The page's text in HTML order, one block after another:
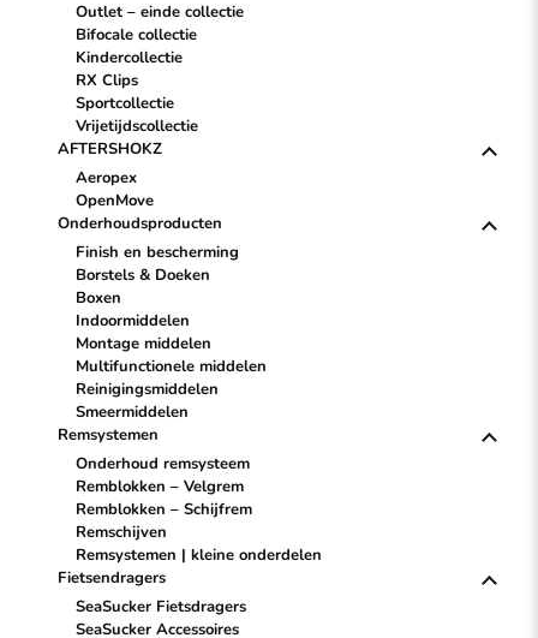
Outlet – einde collectie
Bifocale collectie
Kindercollectie
RX Clips
Sportcollectie
Vrijetijdscollectie
AFTERSHOKZ
Aeropex
OpenMove
Onderhoudsproducten
Finish en bescherming
Borstels & Doeken
Boxen
Indoormiddelen
Montage middelen
Multifunctionele middelen
Reinigingsmiddelen
Smeermiddelen
Remsystemen
Onderhoud remsysteem
Remblokken – Velgrem
Remblokken – Schijfrem
Remschijven
Remsystemen | kleine onderdelen
Fietsendragers
SeaSucker Fietsdragers
SeaSucker Accessoires